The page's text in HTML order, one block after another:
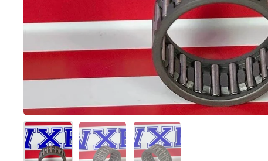
Folie 1 anzeigenFolie 2 anzeigenFolie 3 anzeigen